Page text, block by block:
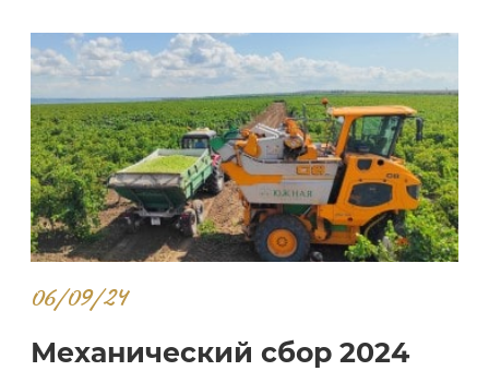
06/09/24
Механический сбор 2024